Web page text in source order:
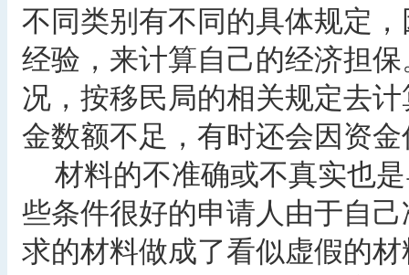
不同类别有不同的具体规定
经验，来计算自己的经济担
况，按移民局的相关规定去
金数额不足，有时还会因资
材料的不准确或不真实也
些条件很好的申请人由于自
求的材料做成了看似虚假的